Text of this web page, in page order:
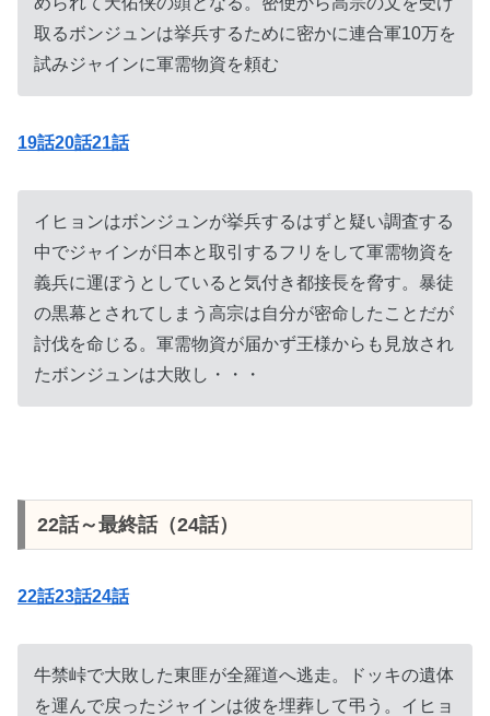
取るボンジュンは挙兵するために密かに連合軍10万を
試みジャインに軍需物資を頼む
19話20話21話
イヒョンはボンジュンが挙兵するはずと疑い調査する
中でジャインが日本と取引するフリをして軍需物資を
義兵に運ぼうとしていると気付き都接長を脅す。暴徒
の黒幕とされてしまう高宗は自分が密命したことだが
討伐を命じる。軍需物資が届かず王様からも見放され
たボンジュンは大敗し・・・
22話～最終話（24話）
22話23話24話
牛禁峠で大敗した東匪が全羅道へ逃走。ドッキの遺体
を運んで戻ったジャインは彼を埋葬して弔う。イヒョ